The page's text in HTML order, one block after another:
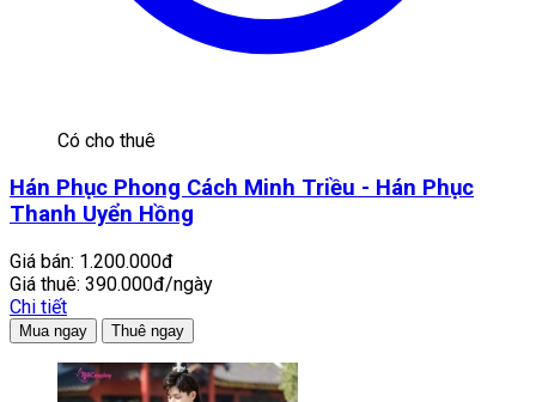
Có cho thuê
Hán Phục Phong Cách Minh Triều - Hán Phục
Thanh Uyển Hồng
Giá bán: 1.200.000đ
Giá thuê: 390.000đ/ngày
Chi tiết
Mua ngay Thuê ngay